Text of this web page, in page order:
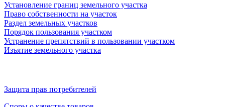
Установление границ земельного участка
Право собственности на участок
Раздел земельных участков
Порядок пользования участком
Устранение препятствий в пользовании участком
Изъятие земельного участка
Защита прав потребителей